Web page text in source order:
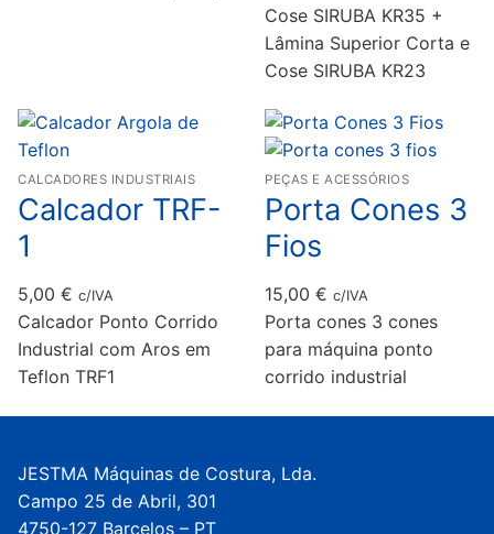
original
era:
6,20 €.
atual
é:
6,00 €.
Cose SIRUBA KR35 +
Lâmina Superior Corta e
Cose SIRUBA KR23
CALCADORES INDUSTRIAIS
Calcador TRF-
1
5,00 € c/IVA
Calcador Ponto Corrido
Industrial com Aros em
Teflon TRF1
PEÇAS E ACESSÓRIOS
Porta Cones 3
Fios
15,00 € c/IVA
Porta cones 3 cones
para máquina ponto
corrido industrial
JESTMA Máquinas de Costura, Lda.
Campo 25 de Abril, 301
4750-127 Barcelos – PT